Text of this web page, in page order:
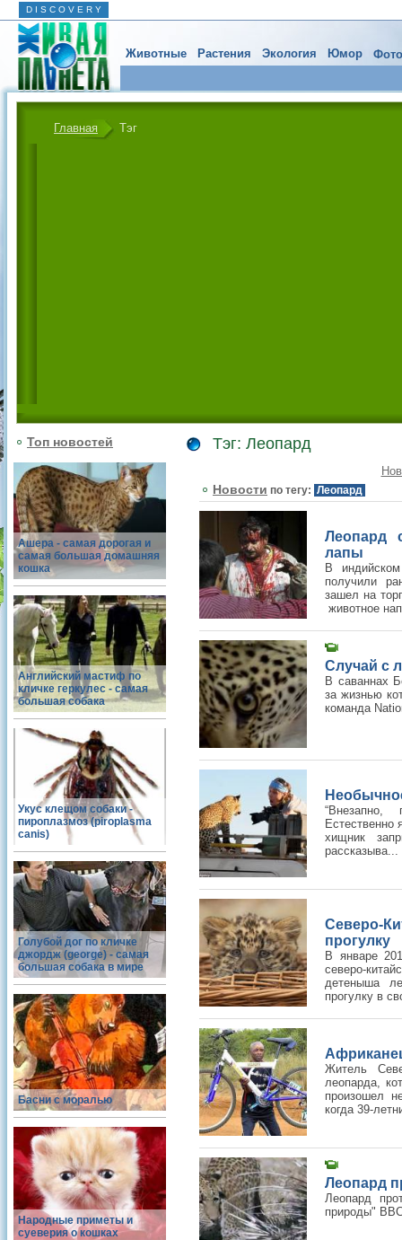
D I S C O V E R Y
Животные Растения Экология Юмор
Главная Тэг
Топ новостей
Ашера - самая дорогая и
самая большая домашняя
кошка
Английский мастиф по
кличке геркулес - самая
большая собака
Укус клещом собаки -
пироплазмоз (piroplasma
canis)
Голубой дог по кличке
джордж (george) - самая
большая собака в мире
Басни с моралью
Народные приметы и
суеверия о кошках
Тэг: Леопард
Новости по тегу: Леопард
Леопард
лапы
В
получили
зашел на
животное
Случай с
В саваннах
за жизнью
команда
“Внезапно,
Естественно
хищник
рассказыва...
Северо-
прогулку
В январе
северо-
детеныша
прогулку в
Житель
леопарда,
произошел
когда 39-
Леопард
Леопард
природы"